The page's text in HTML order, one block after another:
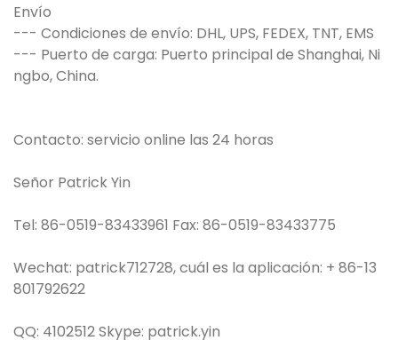
Envío
--- Condiciones de envío: DHL, UPS, FEDEX, TNT, EMS
--- Puerto de carga: Puerto principal de Shanghai, Ni
ngbo, China.
Contacto: servicio online las 24 horas
Señor Patrick Yin
Tel: 86-0519-83433961 Fax: 86-0519-83433775
Wechat: patrick712728, cuál es la aplicación: + 86-13
801792622
QQ: 4102512 Skype: patrick.yin